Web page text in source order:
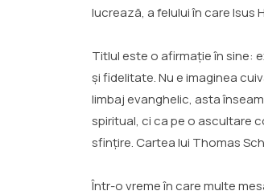
lucrează, a felului în care Isus
Titlul este o afirmație în sine:
și fidelitate. Nu e imaginea
limbaj evanghelic, asta
spiritual, ci ca pe o ascultare
sfințire. Cartea lui Thomas
Într-o vreme în care multe